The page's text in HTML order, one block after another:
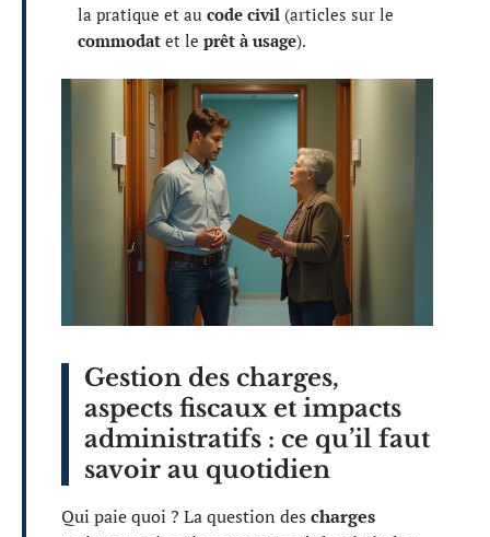
la pratique et au code civil (articles sur le
commodat et le prêt à usage).
Gestion des charges,
aspects fiscaux et impacts
administratifs : ce qu’il faut
savoir au quotidien
Qui paie quoi ? La question des charges